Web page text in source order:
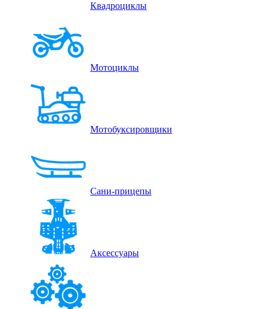
Квадроциклы
Мотоциклы
Мотобуксировщики
Сани-прицепы
Аксессуары